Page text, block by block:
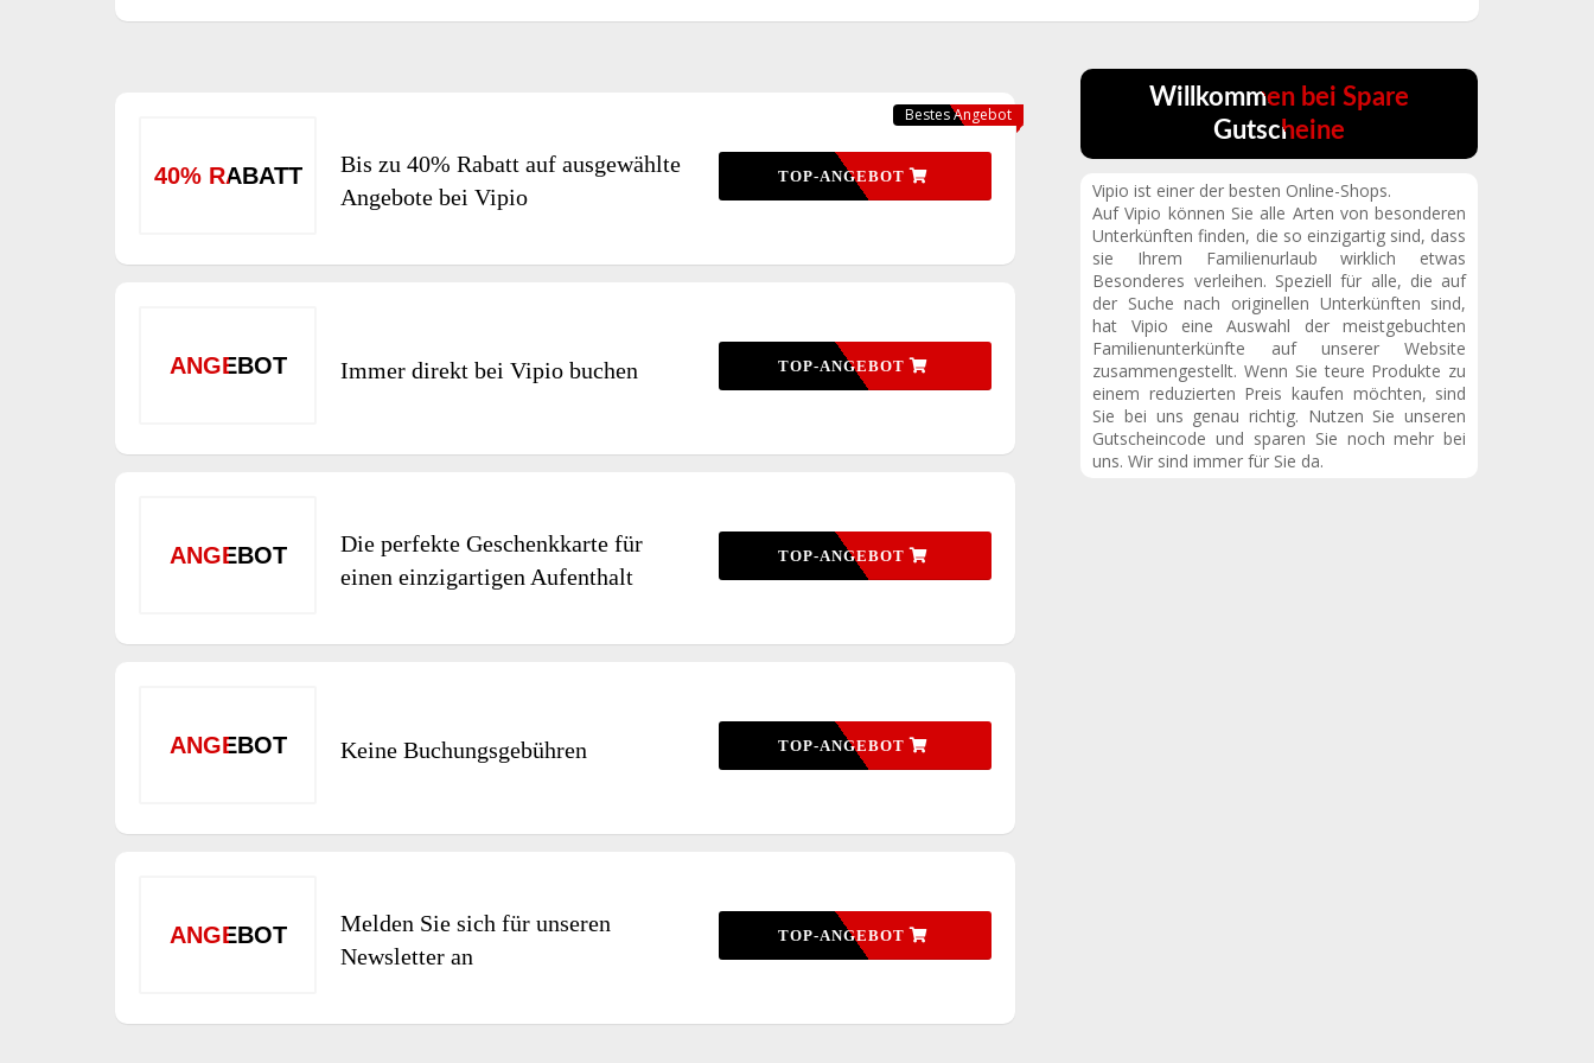
40% RABATT
Bis zu 40% Rabatt auf ausgewählte
Angebote bei Vipio
TOP-ANGEBOT
Bestes Angebot
ANGEBOT Immer direkt bei Vipio buchen TOP-ANGEBOT
ANGEBOT
Die perfekte Geschenkkarte für
einen einzigartigen Aufenthalt
TOP-ANGEBOT
ANGEBOT Keine Buchungsgebühren TOP-ANGEBOT
ANGEBOT
Melden Sie sich für unseren
Newsletter an
TOP-ANGEBOT
Willkommen bei Spare
Gutscheine
Vipio ist einer der besten Online-Shops.
Auf Vipio können Sie alle Arten von besonderen
Unterkünften finden, die so einzigartig sind, dass
sie Ihrem Familienurlaub wirklich etwas
Besonderes verleihen. Speziell für alle, die auf
der Suche nach originellen Unterkünften sind,
hat Vipio eine Auswahl der meistgebuchten
Familienunterkünfte auf unserer Website
zusammengestellt. Wenn Sie teure Produkte zu
einem reduzierten Preis kaufen möchten, sind
Sie bei uns genau richtig. Nutzen Sie unseren
Gutscheincode und sparen Sie noch mehr bei
uns. Wir sind immer für Sie da.